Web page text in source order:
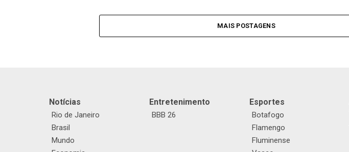
MAIS POSTAGENS
Notícias
Rio de Janeiro
Brasil
Mundo
Entretenimento
BBB 26
Esportes
Botafogo
Flamengo
Fluminense